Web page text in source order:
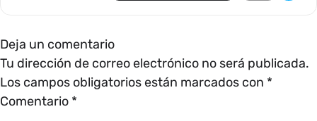
Deja un comentario
Tu dirección de correo electrónico no será publicada.
Los campos obligatorios están marcados con *
Comentario *